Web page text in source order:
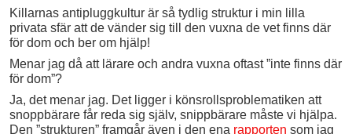
Killarnas antipluggkultur är så tydlig struktur i min lilla
privata sfär att de vänder sig till den vuxna de vet finns där
för dom och ber om hjälp!
Menar jag då att lärare och andra vuxna oftast ”inte finns där
för dom”?
Ja, det menar jag. Det ligger i könsrollsproblematiken att
snoppbärare får reda sig själv, snippbärare måste vi hjälpa.
Den ”strukturen” framgår även i den ena rapporten som jag